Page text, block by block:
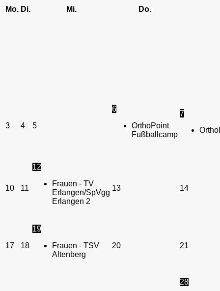
Mo. Di. Mi. Do.
3 4 5
6
OrthoPoint
Fußballcamp
7
10 11
12
Frauen - TV
Erlangen/SpVgg
Erlangen 2
13 14
17 18
19
Frauen - TSV
Altenberg
20 21
28